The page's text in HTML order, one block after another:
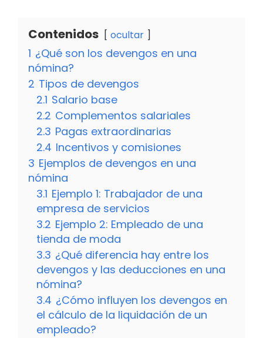
Contenidos ocultar
1 ¿Qué son los devengos en una
nómina?
2 Tipos de devengos
2.1 Salario base
2.2 Complementos salariales
2.3 Pagas extraordinarias
2.4 Incentivos y comisiones
3 Ejemplos de devengos en una
nómina
3.1 Ejemplo 1: Trabajador de una
empresa de servicios
3.2 Ejemplo 2: Empleado de una
tienda de moda
3.3 ¿Qué diferencia hay entre los
devengos y las deducciones en una
nómina?
3.4 ¿Cómo influyen los devengos en
el cálculo de la liquidación de un
empleado?